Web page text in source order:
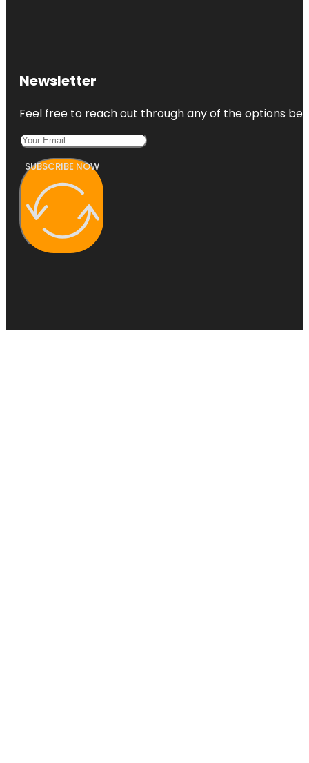
Newsletter
Feel free to reach out through any of the options
SUBSCRIBE NOW